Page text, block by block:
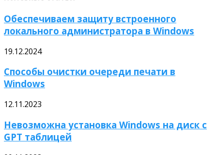
Обеспечиваем защиту встроенного
локального администратора в Windows
19.12.2024
Способы очистки очереди печати в
Windows
12.11.2023
Невозможна установка Windows на диск с
GPT таблицей